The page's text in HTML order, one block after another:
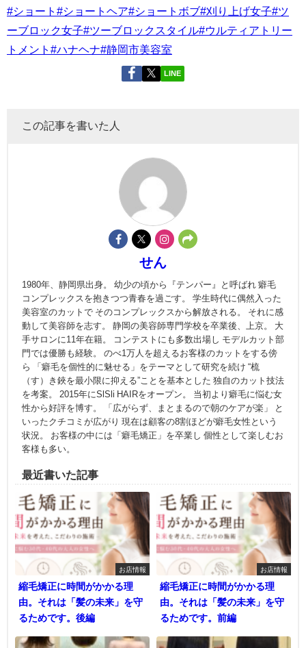
#ショート #ショートヘア#ショートボブ#刈り上げ女子#ツ
ーブロック女子#ツーブロックスタイル#ウルティアトリー
トメント #ハナヘナ#静岡市美容室
LINE
この記事を書いた人
せん
1980年、静岡県出身。 幼少の頃から『テンパー』と呼ばれ 癖毛
コンプレックスを抱きつつ青春を過ごす。 学生時代に偶然入った
美容室のカットで そのコンプレックスから解放される。 それに感
動して美容師を志す。 静岡の美容師専門学校を卒業後、上京。 大
手サロンに11年在籍。 コンテストにも多数出場し モデルカット部
門では優勝も経験。 のべ1万人を超えるお客様のカットをする傍
ら 「癖毛を個性的に魅せる」をテーマとして研究を続け “梳
（す）き鋏を最小限に抑える”ことを基本とした 独自のカット技法
を考案。 2015年にSlSli HAIRをオープン。 当初より癖毛に悩む女
性から好評を博す。 「広がらず、まとまるので朝のケアが楽」 と
いったクチコミが広がり 現在は顧客の8割ほどが癖毛女性という
状況。 お客様の中には「癖毛矯正」を卒業し 個性として楽しむお
客様も多い。
最近書いた記事
お店情報
縮毛矯正に時間がかかる理
由。それは「髪の未来」を守
るためです。後編
お店情報
縮毛矯正に時間がかかる理
由。それは「髪の未来」を守
るためです。前編